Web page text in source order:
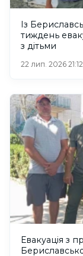
Із
тиждень
з дітьми
22 лип. 2026 21:12
Евакуація з